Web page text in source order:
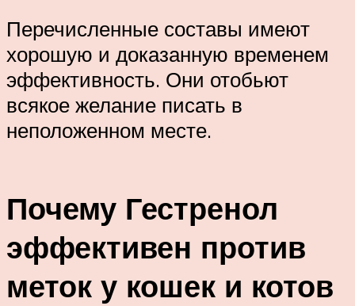
Перечисленные составы имеют
хорошую и доказанную временем
эффективность. Они отобьют
всякое желание писать в
неположенном месте.
Почему Гестренол
эффективен против
меток у кошек и котов